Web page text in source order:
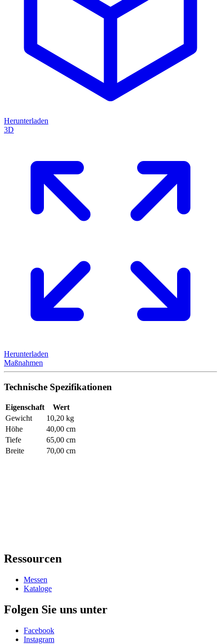
Herunterladen
3D
Herunterladen
Maßnahmen
Technische Spezifikationen
Eigenschaft
Wert
Gewicht
10,20 kg
Höhe
40,00 cm
Tiefe
65,00 cm
Breite
70,00 cm
Ressourcen
Messen
Kataloge
Folgen Sie uns unter
Facebook
Instagram